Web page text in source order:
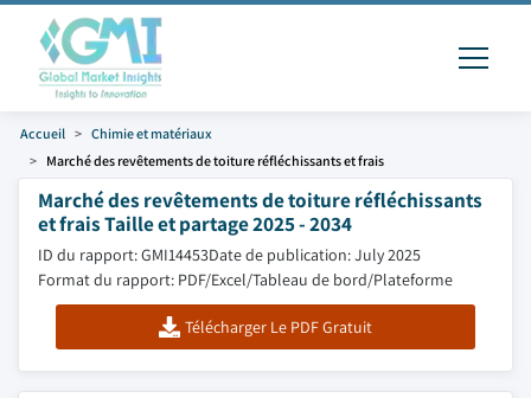
Accueil
Chimie et matériaux
Marché des revêtements de toiture réfléchissants et frais
Marché des revêtements de toiture réfléchissants
et frais Taille et partage 2025 - 2034
ID du rapport: GMI14453Date de publication: July 2025
Format du rapport: PDF/Excel/Tableau de bord/Plateforme
Télécharger Le PDF Gratuit